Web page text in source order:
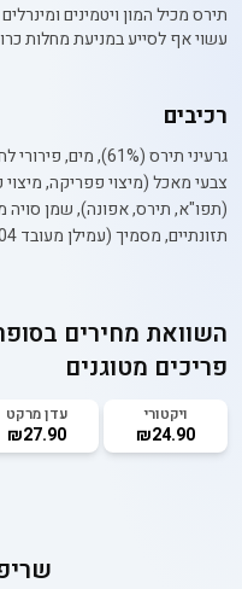
תירס מכיל המון ויטמינים
עשוי אף לסייע במניעת מחלות
רכיבים
גרעיני תירס (61%),
צבעי מאכל (מיצוי פפריקה, מיצוי
(תפו"א, תירס, אפונה), שמן סויה
תזונתיים, מסמיך (עמילן מעובד E1404), מייצב (E412)
השוואת מחירים
פריכים מטוגנים
ויקטורי
₪24.90
עדן מרקט
₪27.90